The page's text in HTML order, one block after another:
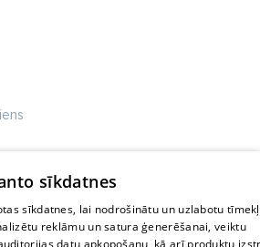
sīkdatnes
sīkdatnes, lai nodrošinātu un uzlabotu
reklāmu un satura ģenerēšanai, veiktu
datu apkopošanu, kā arī produktu